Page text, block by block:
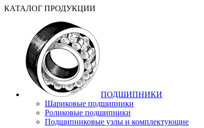
КАТАЛОГ ПРОДУКЦИИ
ПОДШИПНИКИ
Шариковые подшипники
Роликовые подшипники
Подшипниковые узлы и комплектующие